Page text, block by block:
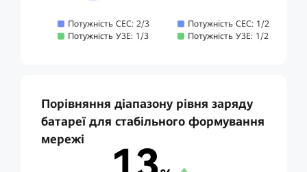
Потужність СЕС: 2/3
Потужність УЗЕ: 1/3
Потужність СЕС: 1/2
Потужність УЗЕ: 1/2
Порівняння діапазону рівня заряду
батареї для стабільного формування
мережі